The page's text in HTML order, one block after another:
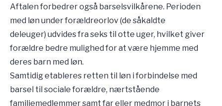
Aftalen forbedrer også barselsvilkårene. Perioden
med løn under forældreorlov (de såkaldte
deleuger) udvides fra seks til otte uger, hvilket giver
forældre bedre mulighed for at være hjemme med
deres barn med løn.
Samtidig etableres retten til løn i forbindelse med
barsel til sociale forældre, nærtstående
familiemedlemmer samt far eller medmor i barnets